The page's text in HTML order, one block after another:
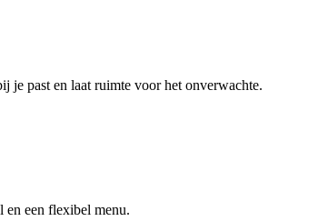
je past en laat ruimte voor het onverwachte.
en een flexibel menu.